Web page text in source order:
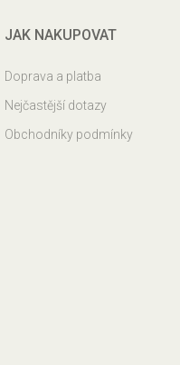
JAK NAKUPOVAT
Doprava a platba
Nejčastější dotazy
Obchodníky podmínky